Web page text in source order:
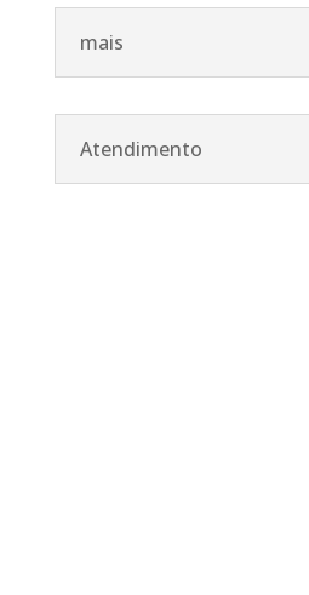
mais
Atendimento